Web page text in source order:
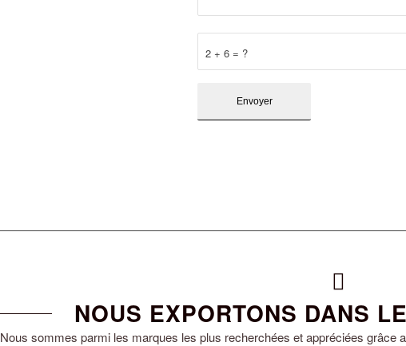
2 + 6 = ?
NOUS EXPORTONS DANS
Nous sommes parmi les marques les plus recherchées et appréciées grâce